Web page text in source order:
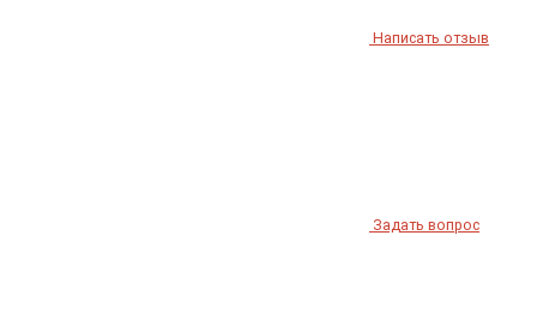
Написать отзыв
Задать вопрос